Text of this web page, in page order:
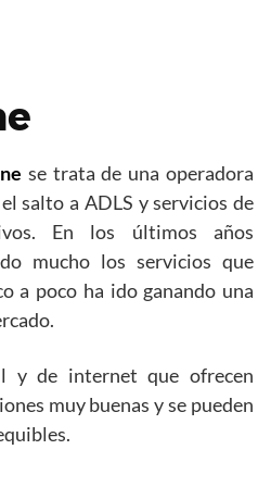
se trata de una operadora
salto a ADLS y servicios de
En los últimos años
mucho los servicios que
a poco ha ido ganando una
y de internet que ofrecen
muy buenas y se pueden